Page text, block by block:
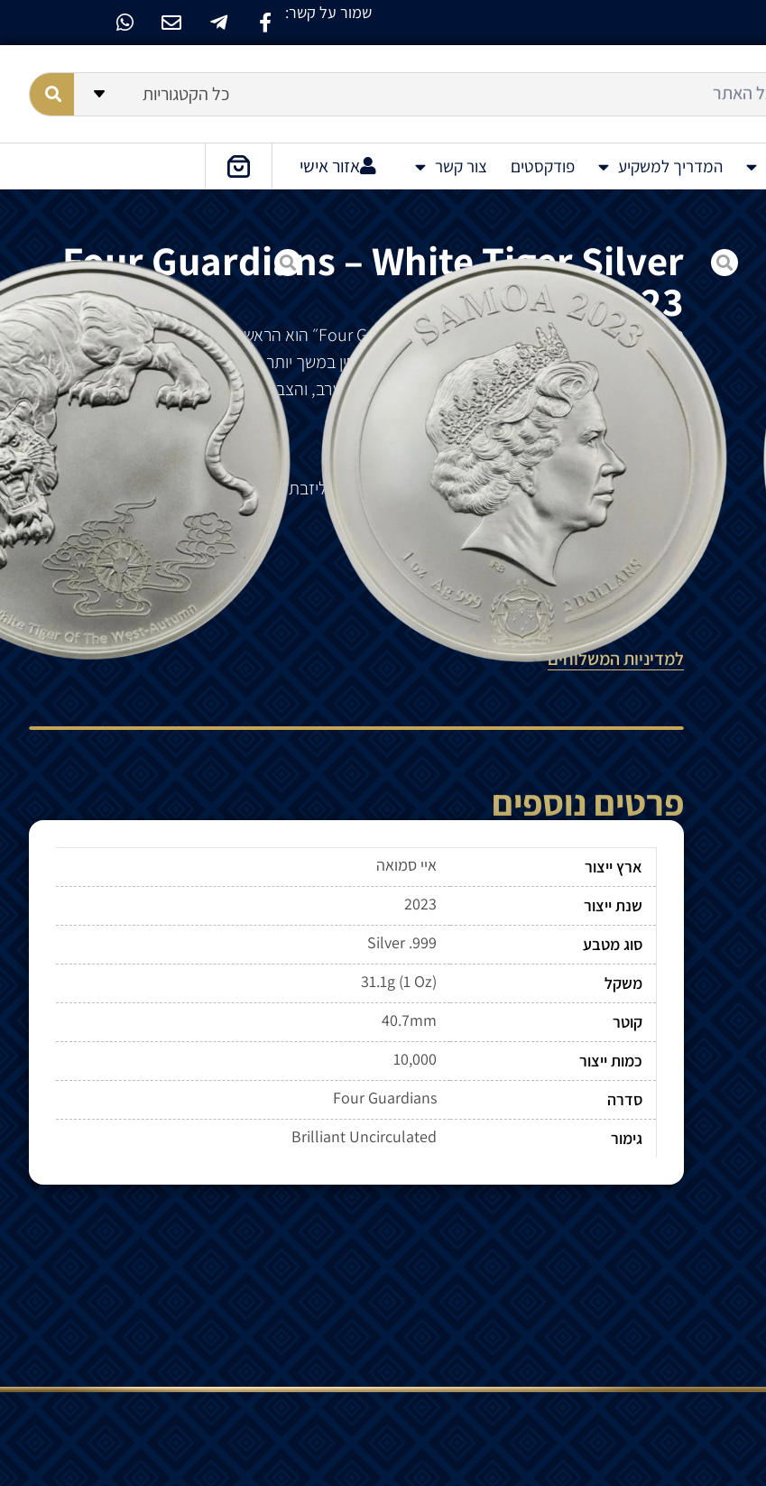
שמור על קשר:
כל הקטגוריות
המדריך למשקיע פודקסטים צור קשר אזור אישי
Four Guardians – White Tiger Silver
Coin 1 Oz 2023
מטבע הכסף״Four Guardians White Tiger 1 Oz 2023״ הוא הראשון בסדרת ארבעת השומרים
.
ארבעה שומרים הם שומרים מיתולוגיים ששומרים על סין במשך יותר מ-6,000 שנה. הדרקון התכלת של
המזרח, ציפור הוורמיליון של הדרום, הנמר הלבן של המערב, והצב השחור של הצפון, המייצגים את
ארבעת הכיוונים של המצפן וארבע עונות השנה.
המטבעמציג את הנמר הלבן של מערב-סתיו
המטבעמציגאת דמותה של הוד מלכותה המלכה אליזבת השנייה עם הסמל של "סמואה".
450
₪
הוספה לסל
למדיניות המשלוחים
פרטים נוספים
ארץ ייצור
איי סמואה
שנת ייצור
2023
סוג מטבע
Silver .999
משקל
31.1g (1 Oz)
קוטר
40.7mm
כמות ייצור
10,000
סדרה
Four Guardians
גימור
Brilliant Uncirculated